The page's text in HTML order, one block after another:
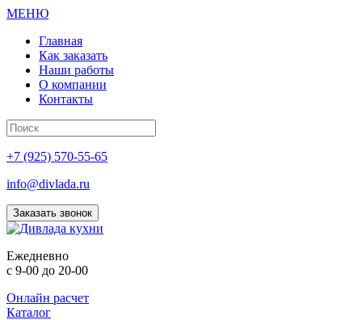
МЕНЮ
Главная
Как заказать
Наши работы
О компании
Контакты
+7 (925) 570-55-65
info@divlada.ru
Заказать звонок
Ежедневно
с 9-00 до 20-00
Онлайн расчет
Каталог